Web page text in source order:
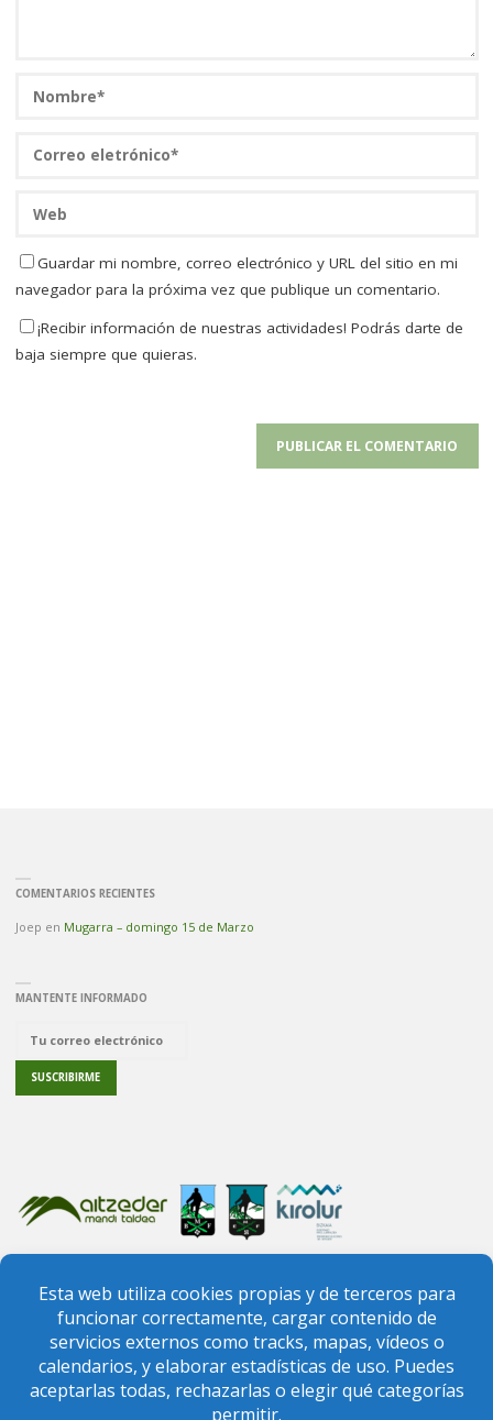
Guardar mi nombre, correo electrónico y URL del sitio en mi
navegador para la próxima vez que publique un comentario.
¡Recibir información de nuestras actividades! Podrás darte de
baja siempre que quieras.
COMENTARIOS RECIENTES
Joep en Mugarra – domingo 15 de Marzo
MANTENTE INFORMADO
PREGUNTAS FRECUENTES
CONTACTO
FEDERACIÓN VIZCAÍNA DE MONTAÑA
FEDERACIÓN VASCA DE MONTAÑA